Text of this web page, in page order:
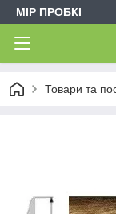
МІР ПРОБКІ
Товари та